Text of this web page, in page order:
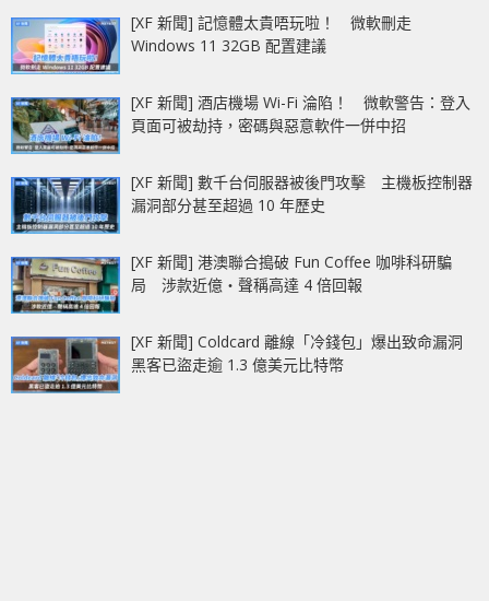
[XF 新聞] 記憶體太貴唔玩啦！ 微軟刪走
Windows 11 32GB 配置建議
[XF 新聞] 酒店機場 Wi-Fi 淪陷！ 微軟警告：登入
頁面可被劫持，密碼與惡意軟件一併中招
[XF 新聞] 數千台伺服器被後門攻擊 主機板控制器
漏洞部分甚至超過 10 年歷史
[XF 新聞] 港澳聯合搗破 Fun Coffee 咖啡科研騙
局 涉款近億‧聲稱高達 4 倍回報
[XF 新聞] Coldcard 離線「冷錢包」爆出致命漏洞
黑客已盜走逾 1.3 億美元比特幣